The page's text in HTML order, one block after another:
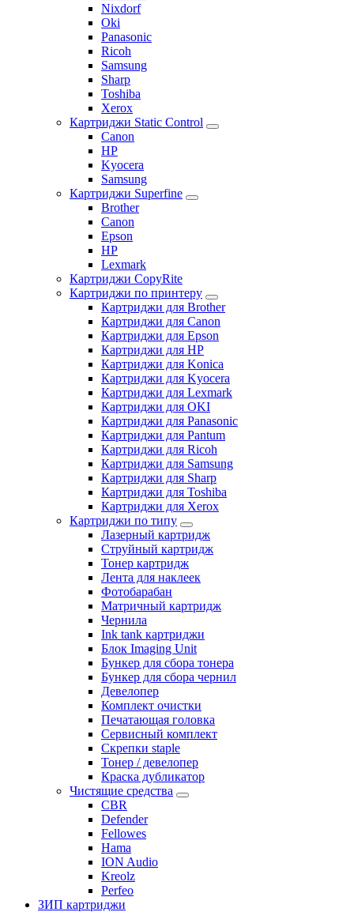
Nixdorf
Oki
Panasonic
Ricoh
Samsung
Sharp
Toshiba
Xerox
Картриджи Static Control
Canon
HP
Kyocera
Samsung
Картриджи Superfine
Brother
Canon
Epson
HP
Lexmark
Картриджи CopyRite
Картриджи по принтеру
Картриджи для Brother
Картриджи для Canon
Картриджи для Epson
Картриджи для HP
Картриджи для Konica
Картриджи для Kyocera
Картриджи для Lexmark
Картриджи для OKI
Картриджи для Panasonic
Картриджи для Pantum
Картриджи для Ricoh
Картриджи для Samsung
Картриджи для Sharp
Картриджи для Toshiba
Картриджи для Xerox
Картриджи по типу
Лазерный картридж
Струйный картридж
Тонер картридж
Лента для наклеек
Фотобарабан
Матричный картридж
Чернила
Ink tank картриджи
Блок Imaging Unit
Бункер для сбора тонера
Бункер для сбора чернил
Девелопер
Комплект очистки
Печатающая головка
Сервисный комплект
Скрепки staple
Тонер / девелопер
Краска дубликатор
Чистящие средства
CBR
Defender
Fellowes
Hama
ION Audio
Kreolz
Perfeo
ЗИП картриджи